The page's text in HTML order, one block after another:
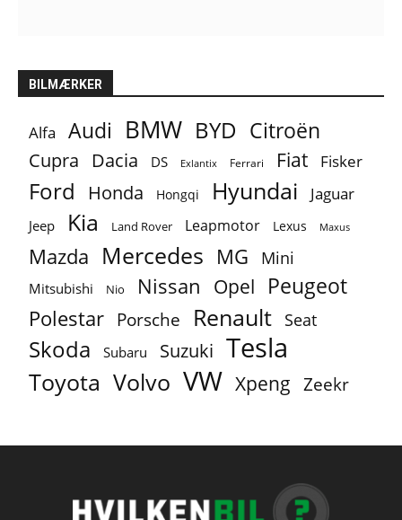
BILMÆRKER
Alfa Audi BMW BYD Citroën
Cupra Dacia DS Exlantix Ferrari Fiat Fisker
Ford Honda Hongqi Hyundai Jaguar
Jeep Kia Land Rover Leapmotor Lexus Maxus
Mazda Mercedes MG Mini
Mitsubishi Nio Nissan Opel Peugeot
Polestar Porsche Renault Seat
Skoda Subaru Suzuki Tesla
Toyota Volvo VW Xpeng Zeekr